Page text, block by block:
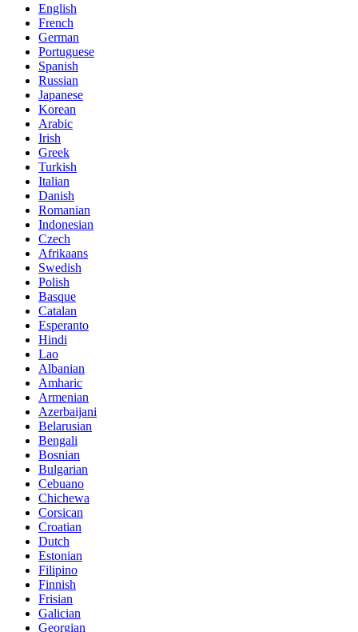
English
French
German
Portuguese
Spanish
Russian
Japanese
Korean
Arabic
Irish
Greek
Turkish
Italian
Danish
Romanian
Indonesian
Czech
Afrikaans
Swedish
Polish
Basque
Catalan
Esperanto
Hindi
Lao
Albanian
Amharic
Armenian
Azerbaijani
Belarusian
Bengali
Bosnian
Bulgarian
Cebuano
Chichewa
Corsican
Croatian
Dutch
Estonian
Filipino
Finnish
Frisian
Galician
Georgian